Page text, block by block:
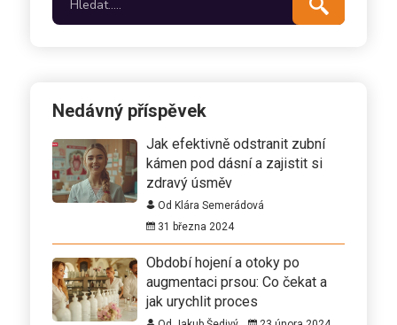
Nedávný příspěvek
Jak efektivně odstranit zubní
kámen pod dásní a zajistit si
zdravý úsměv
Od Klára Semerádová
31 března 2024
Období hojení a otoky po
augmentaci prsou: Co čekat a
jak urychlit proces